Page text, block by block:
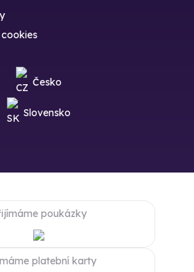
Česko
Slovensko
poukázky
platební karty